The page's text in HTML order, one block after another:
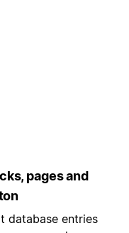
pages and
database entries